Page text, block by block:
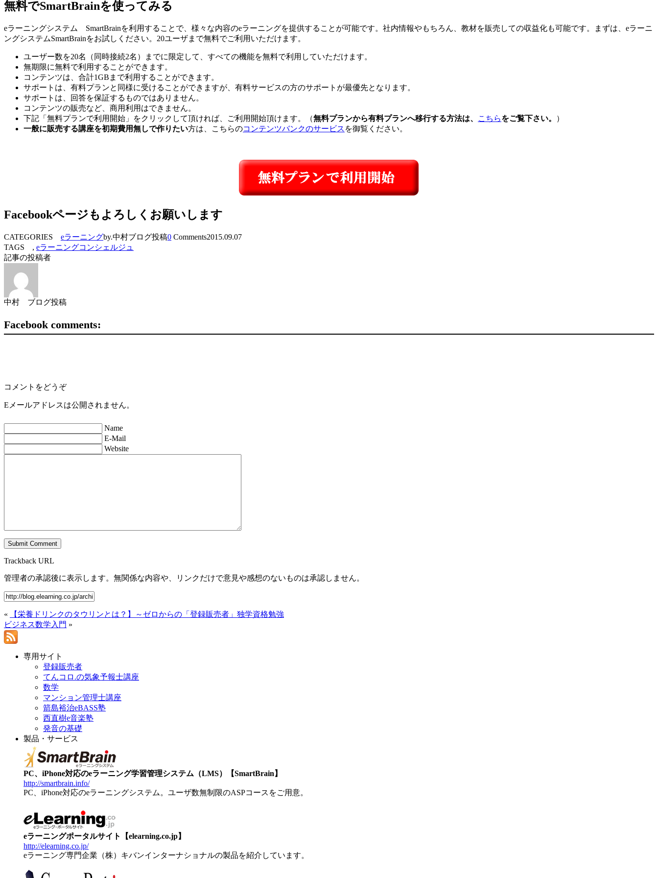
無料でSmartBrainを使ってみる
eラーニングシステム SmartBrainを利用することで、様々な内容のeラーニングを提供することが可能です。社内情報やもちろん、教材を販売しての収益化も可能です。まずは、eラーニ
ングシステムSmartBrainをお試しください。20ユーザまで無料でご利用いただけます。
ユーザー数を20名（同時接続2名）までに限定して、すべての機能を無料で利用していただけます。
無期限に無料で利用することができます。
コンテンツは、合計1GBまで利用することができます。
サポートは、有料プランと同様に受けることができますが、有料サービスの方のサポートが最優先となります。
サポートは、回答を保証するものではありません。
コンテンツの販売など、商用利用はできません。
下記「無料プランで利用開始」をクリックして頂ければ、ご利用開始頂けます。（無料プランから有料プランへ移行する方法は、 こちらをご覧下さい。
）
一般に販売する講座を初期費用無しで作りたい方は、こちらのコンテンツバンクのサービス を御覧ください。
Facebookページもよろしくお願いします
CATEGORIES eラーニングby.中村ブログ投稿0 Comments2015.09.07
TAGS , eラーニングコンシェルジュ
記事の投稿者
中村 ブログ投稿
Facebook comments:
コメントをどうぞ
Eメールアドレスは公開されません。
Name
E-Mail
Website
Trackback URL
管理者の承認後に表示します。無関係な内容や、リンクだけで意見や感想のないものは承認しません。
«
【栄養ドリンクのタウリンとは？】～ゼロからの「登録販売者」独学資格勉強
ビジネス数学入門 »
専用サイト
登録販売者
てんコロ.の気象予報士講座
数学
マンション管理士講座
箭島裕治eBASS塾
西直樹e音楽塾
発音の基礎
製品・サービス
PC、iPhone対応のeラーニング学習管理システム（LMS）【SmartBrain】
http://smartbrain.info/
PC、iPhone対応のeラーニングシステム。ユーザ数無制限のASPコースをご用意。
eラーニングポータルサイト【elearning.co.jp】
http://elearning.co.jp/
eラーニング専門企業（株）キバンインターナショナルの製品を紹介しています。